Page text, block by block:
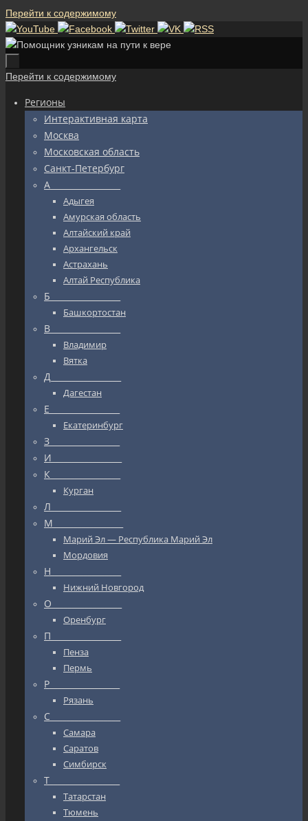
Перейти к содержимому
Перейти к содержимому
Регионы
Интерактивная карта
Москва
Московская область
Санкт-Петербург
А_________________
Адыгея
Амурская область
Алтайский край
Архангельск
Астрахань
Алтай Республика
Б_________________
Башкортостан
В_________________
Владимир
Вятка
Д_________________
Дагестан
Е_________________
Екатеринбург
З_________________
И_________________
К_________________
Курган
Л_________________
М_________________
Марий Эл — Республика Марий Эл
Мордовия
Н_________________
Нижний Новгород
О_________________
Оренбург
П_________________
Пенза
Пермь
Р_________________
Рязань
С_________________
Самара
Саратов
Симбирск
Т_________________
Татарстан
Тюмень